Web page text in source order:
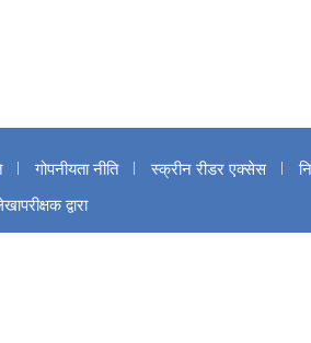
गोपनीयता नीति स्क्रीन रीडर एक्सेस
द्वारा